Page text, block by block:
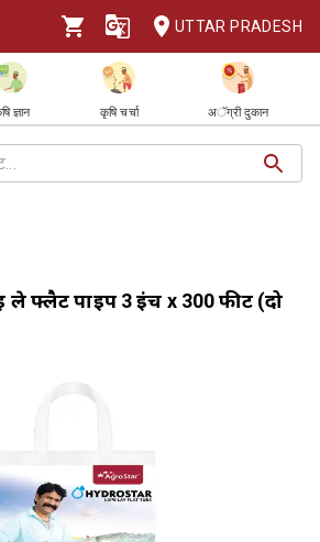
UTTAR PRADESH
ज्ञान कृषि चर्चा अॅग्री दुकान
ले फ्लैट पाइप 3 इंच x 300 फीट (दो